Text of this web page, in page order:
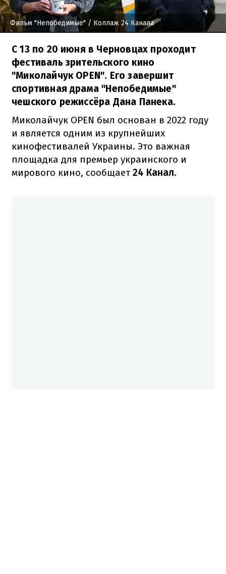
Фильм "Непобедимые" / Коллаж 24 Канала
С 13 по 20 июня в Черновцах проходит
фестиваль зрительского кино
"Миколайчук OPEN". Его завершит
спортивная драма "Непобедимые"
чешского режиссёра Дана Панека.
Миколайчук OPEN был основан в 2022 году
и является одним из крупнейших
кинофестивалей Украины. Это важная
площадка для премьер украинского и
мирового кино, сообщает24 Канал.